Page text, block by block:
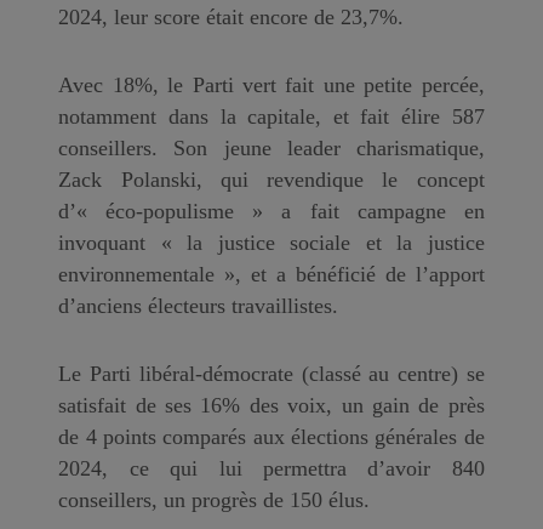
2024, leur score était encore de 23,7%.
Avec 18%, le Parti vert fait une petite percée,
notamment dans la capitale, et fait élire 587
conseillers. Son jeune leader charismatique,
Zack Polanski, qui revendique le concept
d’« éco-populisme » a fait campagne en
invoquant « la justice sociale et la justice
environnementale », et a bénéficié de l’apport
d’anciens électeurs travaillistes.
Le Parti libéral-démocrate (classé au centre) se
satisfait de ses 16% des voix, un gain de près
de 4 points comparés aux élections générales de
2024, ce qui lui permettra d’avoir 840
conseillers, un progrès de 150 élus.